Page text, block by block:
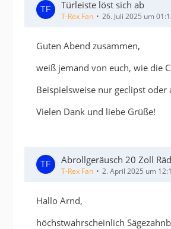
Türleiste löst sich ab
T-Rex Fan 26. Juli 2025 um
Guten Abend zusammen,
weiß jemand von euch, wie die
Beispielsweise nur geclipst oder
Vielen Dank und liebe Grüße!
Abrollgeräusch 20 Zoll
T-Rex Fan 2. April 2025 um
Hallo Arnd,
höchstwahrscheinlich